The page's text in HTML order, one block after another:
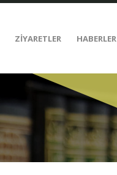
ZİYARETLER HABERLER